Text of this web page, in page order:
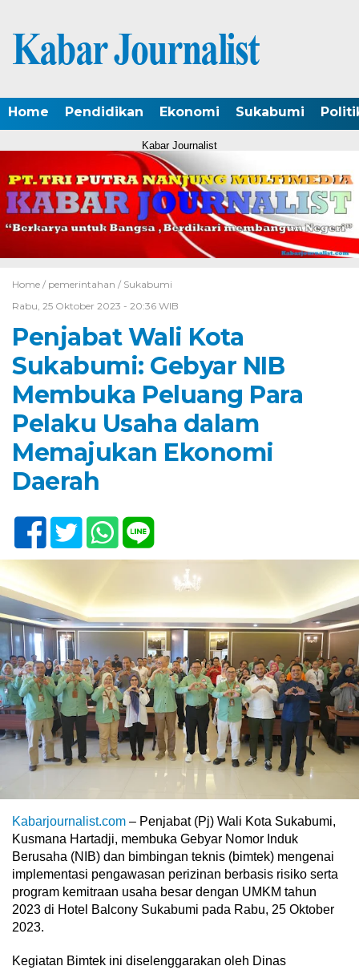
Home Pendidikan Ekonomi Sukabumi
Kabar Journalist
Home / pemerintahan / Sukabumi
Rabu, 25 Oktober 2023 - 20:36 WIB
Penjabat Wali Kota
Sukabumi: Gebyar NIB
Membuka Peluang Para
Pelaku Usaha dalam
Memajukan Ekonomi
Daerah
Kabarjournalist.com – Penjabat (Pj) Wali Kota Sukabumi,
Kusmana Hartadji, membuka Gebyar Nomor Induk
Berusaha (NIB) dan bimbingan teknis (bimtek) mengenai
implementasi pengawasan perizinan berbasis risiko serta
program kemitraan usaha besar dengan UMKM tahun
2023 di Hotel Balcony Sukabumi pada Rabu, 25 Oktober
2023.
Kegiatan Bimtek ini diselenggarakan oleh Dinas